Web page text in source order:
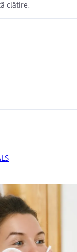
clătire.